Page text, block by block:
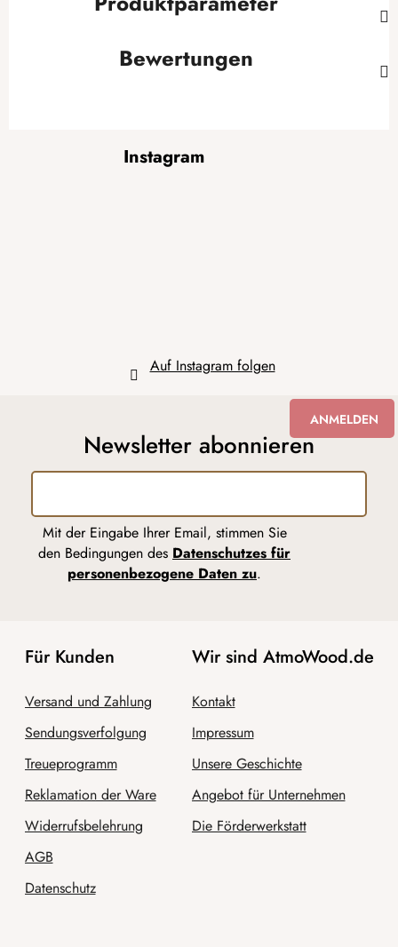
Bewertungen
Instagram
Auf Instagram folgen
Newsletter abonnieren
Mit der Eingabe Ihrer Email, stimmen Sie
den Bedingungen des Datenschutzes für
personenbezogene Daten zu.
ANMELDEN
Für Kunden
Versand und Zahlung
Sendungsverfolgung
Treueprogramm
Reklamation der Ware
Widerrufsbelehrung
AGB
Datenschutz
Wir sind AtmoWood.de
Kontakt
Impressum
Unsere Geschichte
Angebot für Unternehmen
Die Förderwerkstatt